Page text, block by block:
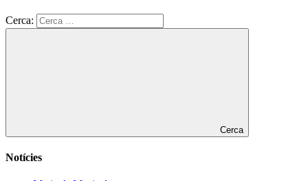
Cerca:
Cerca
Notícies